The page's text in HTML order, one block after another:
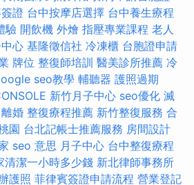
證 台中按摩店選擇 台中養生療程
驗 開飲機 外燴 指壓專業課程 老人
心 基隆徵信社 冷凍櫃 台胞證申請
牌位 整復師培訓 醫美診所推薦 冷
seo教學 輔聽器 護照過期
新竹月子中心 seo優化 滅
離婚 整復療程推薦 新竹整復服務 合
園 台北記帳士推薦服務 房間設計
seo 意思 月子中心 台中整復療程
清潔一小時多少錢 新北律師事務所
護照 菲律賓簽證申請流程 營業登記